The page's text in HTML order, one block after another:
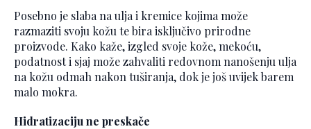
Posebno je slaba na ulja i kremice kojima može
razmaziti svoju kožu te bira isključivo prirodne
proizvode. Kako kaže, izgled svoje kože, mekoću,
podatnost i sjaj može zahvaliti redovnom nanošenju ulja
na kožu odmah nakon tuširanja, dok je još uvijek barem
malo mokra.
Hidratizaciju ne preskače